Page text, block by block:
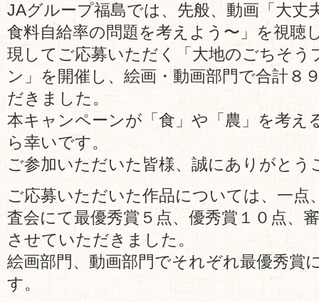
JAグループ福島では、先般、動画「大丈
食料自給率の問題を考えよう〜」を視聴
現してご応募いただく「大地のごちそう
ン」を開催し、絵画・動画部門で合計８
だきました。
本キャンペーンが「食」や「農」を考え
ら幸いです。
ご参加いただいた皆様、誠にありがとう
ご応募いただいた作品については、一点
査会にて最優秀賞５点、優秀賞１０点、
させていただきました。
絵画部門、動画部門でそれぞれ最優秀賞
す。